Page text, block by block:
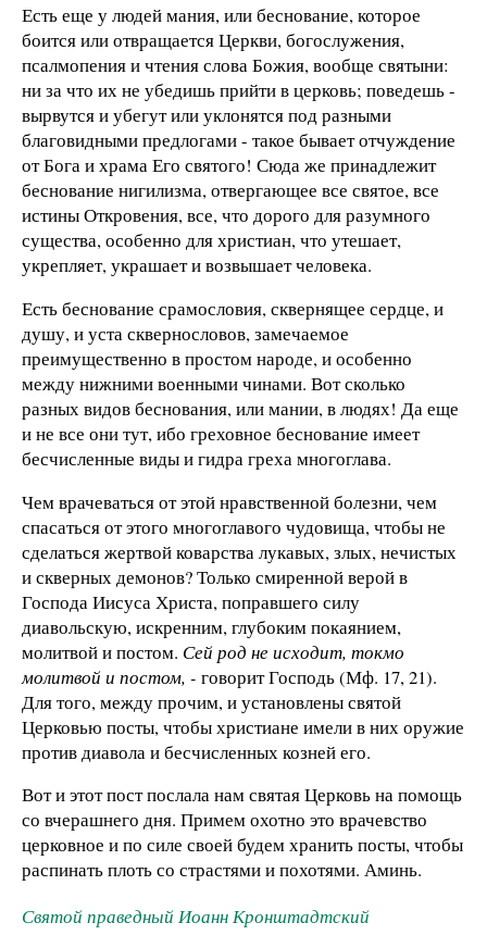
Есть еще у людей мания, или беснование, которое
боится или отвращается Церкви, богослужения,
псалмопения и чтения слова Божия, вообще святыни:
ни за что их не убедишь прийти в церковь; поведешь -
вырвутся и убегут или уклонятся под разными
благовидными предлогами - такое бывает отчуждение
от Бога и храма Его святого! Сюда же принадлежит
беснование нигилизма, отвергающее все святое, все
истины Откровения, все, что дорого для разумного
существа, особенно для христиан, что утешает,
укрепляет, украшает и возвышает человека.
Есть беснование срамословия, сквернящее сердце, и
душу, и уста сквернословов, замечаемое
преимущественно в простом народе, и особенно
между нижними военными чинами. Вот сколько
разных видов беснования, или мании, в людях! Да еще
и не все они тут, ибо греховное беснование имеет
бесчисленные виды и гидра греха многоглава.
Чем врачеваться от этой нравственной болезни, чем
спасаться от этого многоглавого чудовища, чтобы не
сделаться жертвой коварства лукавых, злых, нечистых
и скверных демонов? Только смиренной верой в
Господа Иисуса Христа, поправшего силу
диавольскую, искренним, глубоким покаянием,
молитвой и постом. Сей род не исходит, токмо
молитвой и постом, - говорит Господь (Мф. 17, 21).
Для того, между прочим, и установлены святой
Церковью посты, чтобы христиане имели в них оружие
против диавола и бесчисленных козней его.
Вот и этот пост послала нам святая Церковь на помощь
со вчерашнего дня. Примем охотно это врачевство
церковное и по силе своей будем хранить посты, чтобы
распинать плоть со страстями и похотями. Аминь.
Святой праведный Иоанн Кронштадтский